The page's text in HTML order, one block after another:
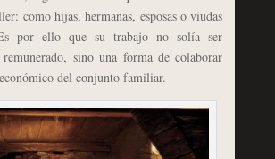
como hijas, hermanas, esposas o viudas
por ello que su trabajo no solía ser
sino una forma de colaborar
del conjunto familiar.